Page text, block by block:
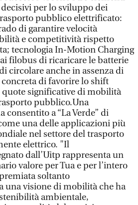
per lo sviluppo dei
pubblico elettrificato:
di garantire velocità
e competitività rispetto
tecnologia In-Motion Charging
filobus di ricaricare le batterie
circolare anche in assenza di
concreta di favorire lo shift
significative di mobilità
pubblico.Una
consentito a “La Verde” di
una delle applicazioni più
nel settore del trasporto
elettrico. "Il
dall’Uitp rappresenta un
valore per Tua e per l’intero
soltanto
una visione di mobilità che ha
ambientale,